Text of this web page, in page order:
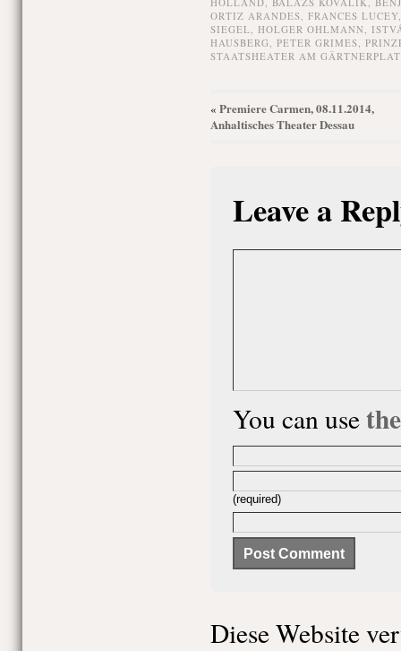
ORTIZ ARANDES, FRANCES LUCEY
SIEGEL, HOLGER OHLMANN,
HAUSBERG, PETER GRIMES,
STAATSHEATER AM
« Premiere Carmen, 08.11.2014,
Anhaltisches Theater Dessau
Leave a
You can use
(required)
Diese Website